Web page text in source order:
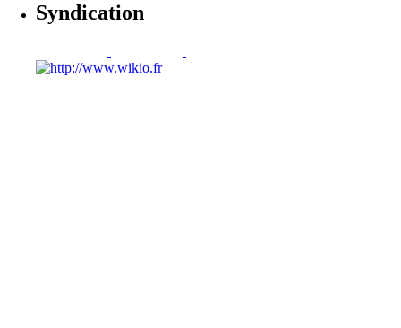
Syndication